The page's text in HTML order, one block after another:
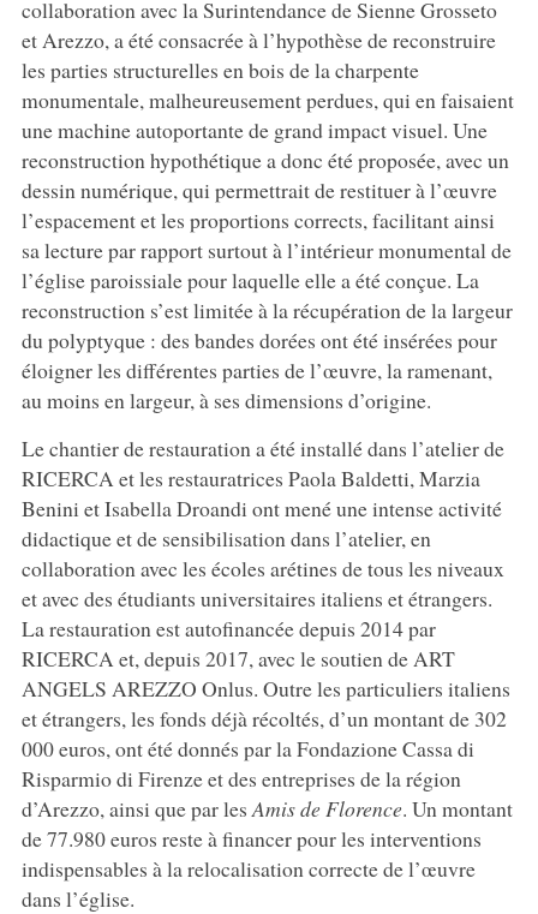
collaboration avec la Surintendance de Sienne Grosseto
et Arezzo, a été consacrée à l’hypothèse de reconstruire
les parties structurelles en bois de la charpente
monumentale, malheureusement perdues, qui en faisaient
une machine autoportante de grand impact visuel. Une
reconstruction hypothétique a donc été proposée, avec un
dessin numérique, qui permettrait de restituer à l’œuvre
l’espacement et les proportions corrects, facilitant ainsi
sa lecture par rapport surtout à l’intérieur monumental de
l’église paroissiale pour laquelle elle a été conçue. La
reconstruction s’est limitée à la récupération de la largeur
du polyptyque : des bandes dorées ont été insérées pour
éloigner les différentes parties de l’œuvre, la ramenant,
au moins en largeur, à ses dimensions d’origine.
Le chantier de restauration a été installé dans l’atelier de
RICERCA et les restauratrices Paola Baldetti, Marzia
Benini et Isabella Droandi ont mené une intense activité
didactique et de sensibilisation dans l’atelier, en
collaboration avec les écoles arétines de tous les niveaux
et avec des étudiants universitaires italiens et étrangers.
La restauration est autofinancée depuis 2014 par
RICERCA et, depuis 2017, avec le soutien de ART
ANGELS AREZZO Onlus. Outre les particuliers italiens
et étrangers, les fonds déjà récoltés, d’un montant de 302
000 euros, ont été donnés par la Fondazione Cassa di
Risparmio di Firenze et des entreprises de la région
d’Arezzo, ainsi que par les Amis de Florence. Un montant
de 77.980 euros reste à financer pour les interventions
indispensables à la relocalisation correcte de l’œuvre
dans l’église.